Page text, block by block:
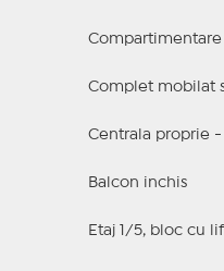
Complet mobilat
Centrala proprie
Balcon inchis
Etaj 1/5, bloc cu